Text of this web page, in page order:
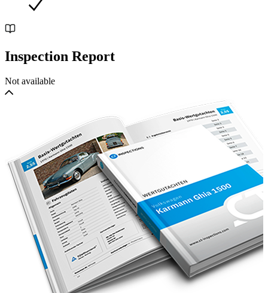
Inspection Report
Not available